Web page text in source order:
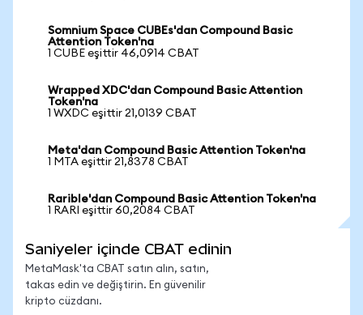
Somnium Space CUBEs'dan Compound Basic
Attention Token'na
1 CUBE eşittir 46,0914 CBAT
Wrapped XDC'dan Compound Basic Attention
Token'na
1 WXDC eşittir 21,0139 CBAT
Meta'dan Compound Basic Attention Token'na
1 MTA eşittir 21,8378 CBAT
Rarible'dan Compound Basic Attention Token'na
1 RARI eşittir 60,2084 CBAT
Saniyeler içinde CBAT edinin
MetaMask'ta CBAT satın alın, satın,
takas edin ve değiştirin. En güvenilir
kripto cüzdanı.